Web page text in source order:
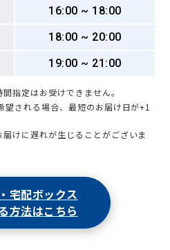
16:00 ~ 18:00
18:00 ~ 20:00
19:00 ~ 21:00
指定はお受けできません。
される場合、最短のお届け日が+1
けに遅れが生じることがございま
宅配ボックス
方法はこちら